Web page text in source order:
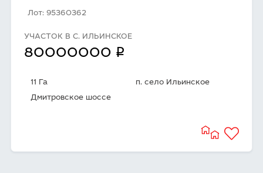
Лот: 95360362
УЧАСТОК В С. ИЛЬИНСКОЕ
80000000 q
11 Га
п. село Ильинское
Дмитровское шоссе